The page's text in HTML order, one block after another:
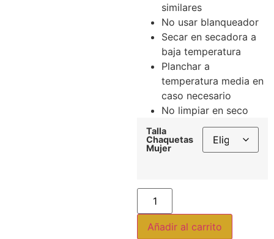
similares
No usar blanqueador
Secar en secadora a
baja temperatura
Planchar a
temperatura media en
caso necesario
No limpiar en seco
Talla
Chaquetas
Mujer
Añadir al carrito